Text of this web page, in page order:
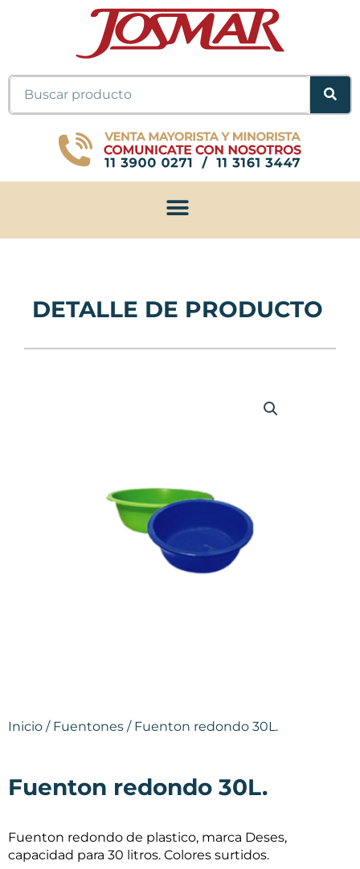
Buscar
DETALLE DE PRODUCTO
Inicio / Fuentones / Fuenton redondo 30L.
Fuenton redondo 30L.
Fuenton redondo de plastico, marca Deses,
capacidad para 30 litros. Colores surtidos.